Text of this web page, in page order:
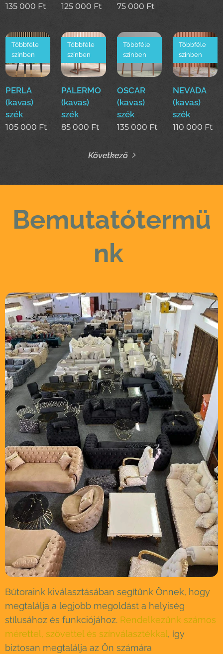
135 000 Ft 125 000 Ft 75 000 Ft
PERLA
(kavas)
szék
Többféle
színben
105 000 Ft
PALERMO
(kavas)
szék
Többféle
színben
85 000 Ft
OSCAR
(kavas)
szék
Többféle
színben
135 000 Ft
NEVADA
(kavas)
szék
Többféle
színben
110 000 Ft
Következő
Bemutatótermü
nk
Bútoraink kiválasztásában segítünk Önnek, hogy
megtalálja a legjobb megoldást a helyiség
stílusához és funkciójához. Rendelkezünk számos
mérettel, szövettel és színválasztékkal, így
biztosan megtalálja az Ön számára